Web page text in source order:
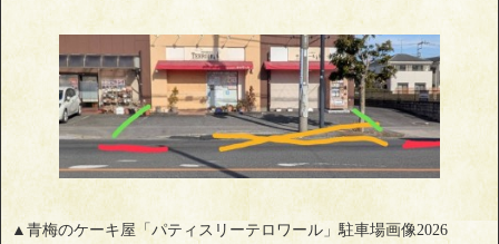
▲青梅のケーキ屋「パティスリーテロワール」駐車場画像2026